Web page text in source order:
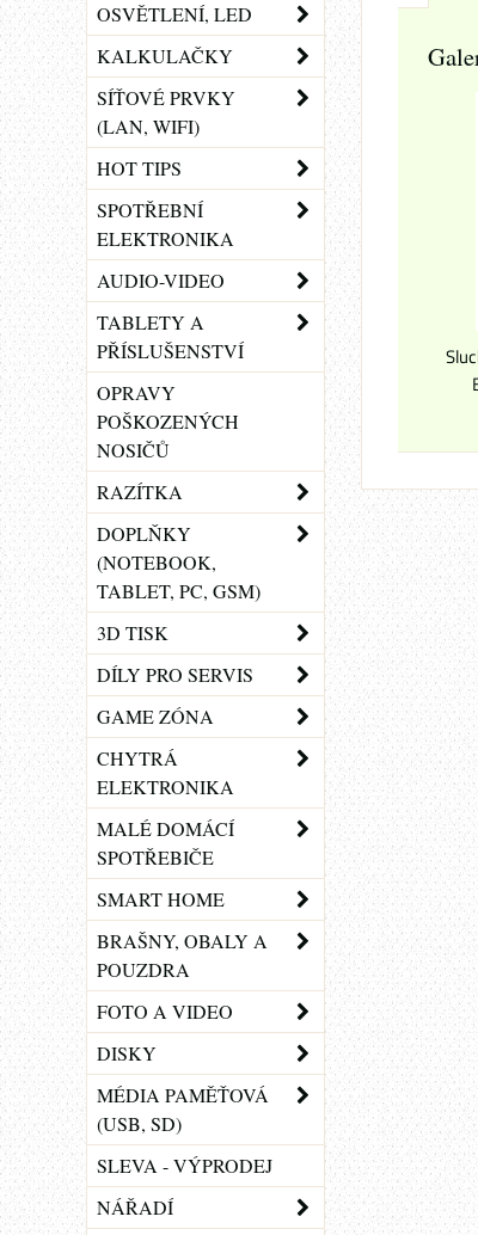
OSVĚTLENÍ, LED
KALKULAČKY
SÍŤOVÉ PRVKY
(LAN, WIFI)
HOT TIPS
SPOTŘEBNÍ
ELEKTRONIKA
AUDIO-VIDEO
TABLETY A
PŘÍSLUŠENSTVÍ
OPRAVY
POŠKOZENÝCH
NOSIČŮ
RAZÍTKA
DOPLŇKY
(NOTEBOOK,
TABLET, PC, GSM)
3D TISK
DÍLY PRO SERVIS
GAME ZÓNA
CHYTRÁ
ELEKTRONIKA
MALÉ DOMÁCÍ
SPOTŘEBIČE
SMART HOME
BRAŠNY, OBALY A
POUZDRA
FOTO A VIDEO
DISKY
MÉDIA PAMĚŤOVÁ
(USB, SD)
SLEVA - VÝPRODEJ
NÁŘADÍ